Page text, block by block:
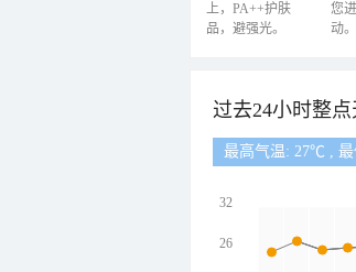
上，PA++护肤
品，避强光。
您
动。
过去24小时整
最高气温: 27℃ ,
32
26